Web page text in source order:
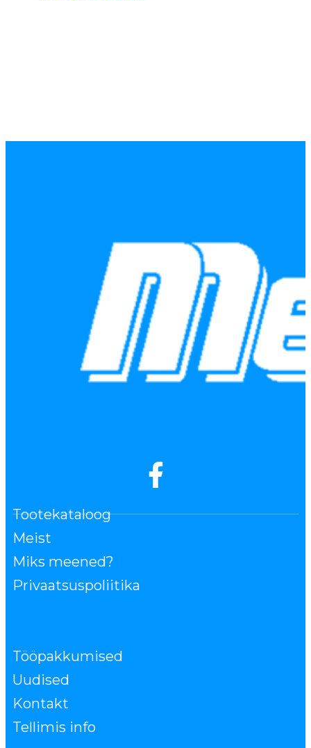
Tootekataloog
Meist
Miks meened?
Privaatsuspoliitika
Tööpakkumised
Uudised
Kontakt
Tellimis info